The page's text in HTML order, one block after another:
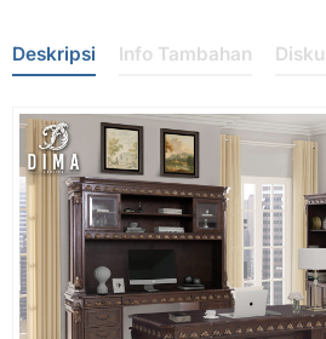
Deskripsi Info Tambahan